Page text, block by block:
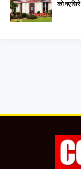
को नए सिरे